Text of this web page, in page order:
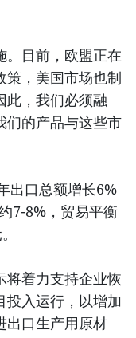
。目前，欧盟正在
策，美国市场也制
此，我们必须融
们的产品与这些市
出口总额增长6%
7-8%，贸易平衡
将着力支持企业恢
投入运行，以增加
出口生产用原材